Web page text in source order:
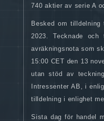
740 aktier av serie A
Besked om
2023. Tecknade
avräkningsnota som
15:00 CET den 13
utan stöd av
Intressenter AB, i
tilldelning i enlighet
Sista dag för handel